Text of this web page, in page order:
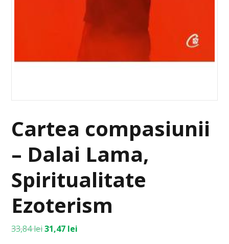
Cartea compasiunii
– Dalai Lama,
Spiritualitate
Ezoterism
33,84lei31,47 lei